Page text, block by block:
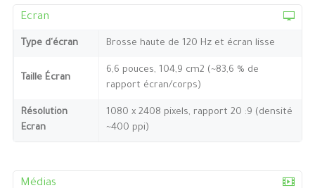
Ecran
Type d'écran Brosse haute de 120 Hz et écran lisse
Taille Écran
6,6 pouces, 104,9 cm2 (~83,6 % de
rapport écran/corps)
Résolution
Ecran
1080 x 2408 pixels, rapport 20 :9 (densité
~400 ppi)
Médias